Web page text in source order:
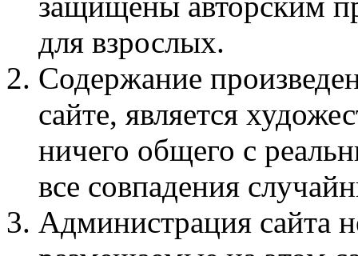
для взрослых.
Содержание
сайте, является
ничего общего с
все совпадения
Администрация сайта